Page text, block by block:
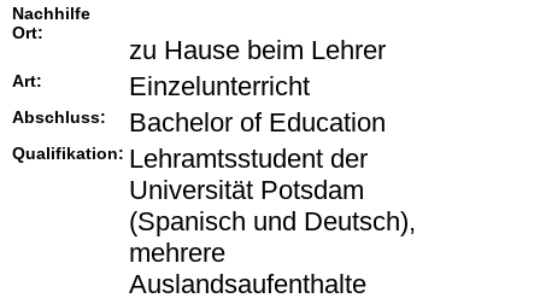
Nachhilfe
Ort:
zu Hause beim Lehrer
Art: Einzelunterricht
Abschluss: Bachelor of Education
Qualifikation: Lehramtsstudent der
Universität Potsdam
(Spanisch und Deutsch),
mehrere
Auslandsaufenthalte